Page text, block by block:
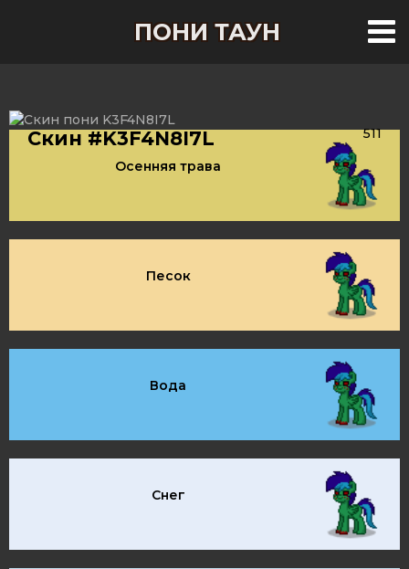
ПОНИ ТАУН
Скин #K3F4N8I7L
511
Осенняя трава
Песок
Вода
Снег